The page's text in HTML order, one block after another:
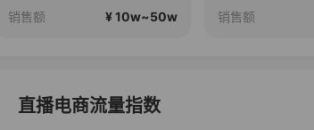
销售额 ¥ 10w~50w 销售额
直播电商流量指数